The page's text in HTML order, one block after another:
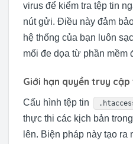
virus để kiểm tra tệp tin
nút gửi. Điều này đảm
hệ thống của bạn luôn
mối đe dọa từ phần mềm
Giới hạn quyền truy
Cấu hình tệp tin
thực thi các kịch bản
lên. Biện pháp này tạo